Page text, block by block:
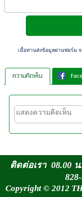
เมื่อท่านส่งข้อมูลผ่านฟอร์ม
ความคิดเห็น
ติดต่อเรา 08.00 น
Copyright © 2012